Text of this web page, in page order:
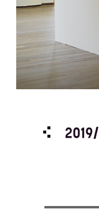
1 2019/